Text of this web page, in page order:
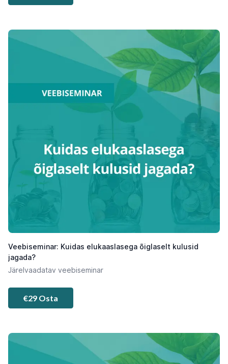
Veebiseminar: Kuidas elukaaslasega õiglaselt kulusid
jagada?
Järelvaadatav veebiseminar
€29 Osta